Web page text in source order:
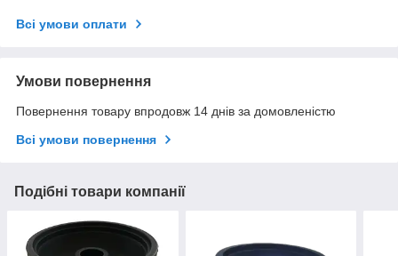
Всі умови оплати
Умови повернення
Повернення товару впродовж 14 днів за домовленістю
Всі умови повернення
Подібні товари компанії